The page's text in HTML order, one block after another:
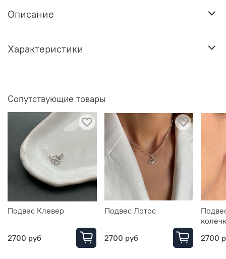
Описание
Характеристики
Сопутствующие товары
Подвес Клевер
2700 руб
Подвес Лотос
2700 руб
2700